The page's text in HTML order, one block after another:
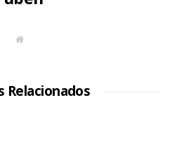
S
W
Relacionados